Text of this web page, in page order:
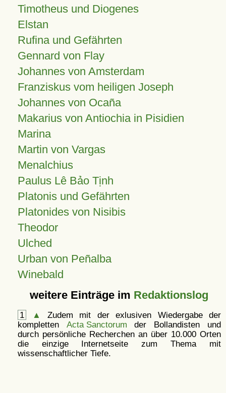
Timotheus und Diogenes
Elstan
Rufina und Gefährten
Gennard von Flay
Johannes von Amsterdam
Franziskus vom heiligen Joseph
Johannes von Ocaña
Makarius von Antiochia in Pisidien
Marina
Martin von Vargas
Menalchius
Paulus Lê Bảo Tịnh
Platonis und Gefährten
Platonides von Nisibis
Theodor
Ulched
Urban von Peñalba
Winebald
weitere Einträge im Redaktionslog
1 ▲
Zudem mit der exlusiven Wiedergabe der
kompletten Acta Sanctorum der Bollandisten und
durch persönliche Recherchen an über 10.000 Orten
die einzige Internetseite zum Thema mit
wissenschaftlicher Tiefe.